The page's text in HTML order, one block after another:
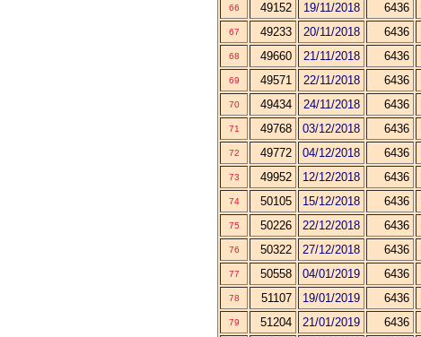
66 49152 19/11/2018 6436
67 49233 20/11/2018 6436
68 49660 21/11/2018 6436
69 49571 22/11/2018 6436
70 49434 24/11/2018 6436
71 49768 03/12/2018 6436
72 49772 04/12/2018 6436
73 49952 12/12/2018 6436
74 50105 15/12/2018 6436
75 50226 22/12/2018 6436
76 50322 27/12/2018 6436
77 50558 04/01/2019 6436
78 51107 19/01/2019 6436
79 51204 21/01/2019 6436